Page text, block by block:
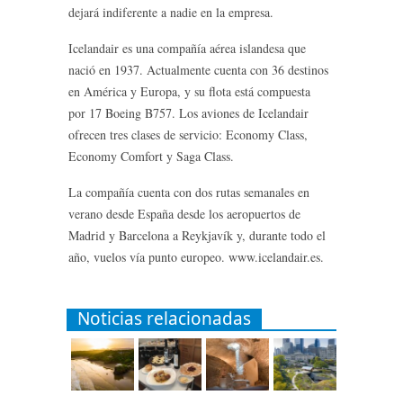
dejará indiferente a nadie en la empresa.
Icelandair es una compañía aérea islandesa que
nació en 1937. Actualmente cuenta con 36 destinos
en América y Europa, y su flota está compuesta
por 17 Boeing B757. Los aviones de Icelandair
ofrecen tres clases de servicio: Economy Class,
Economy Comfort y Saga Class.
La compañía cuenta con dos rutas semanales en
verano desde España desde los aeropuertos de
Madrid y Barcelona a Reykjavík y, durante todo el
año, vuelos vía punto europeo. www.icelandair.es.
Noticias relacionadas